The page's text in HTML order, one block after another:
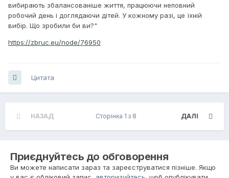
вибирають збалансованіше життя, працюючи неповний
робочий день і доглядаючи дітей. У кожному разі, це їхній
вибір. Що зробили би ви?"
https://zbruc.eu/node/76950
Цитата
НАЗАД ДАЛІ
Сторінка 1 з 8
Приєднуйтесь до обговорення
Ви можете написати зараз та зареєструватися пізніше. Якщо